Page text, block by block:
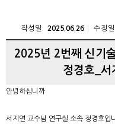
작성일 2025.06.26 수정일
2025년 2번째 신기
정경호_서
안녕하십니까
서지연 교수님 연구실 소속 정경호입